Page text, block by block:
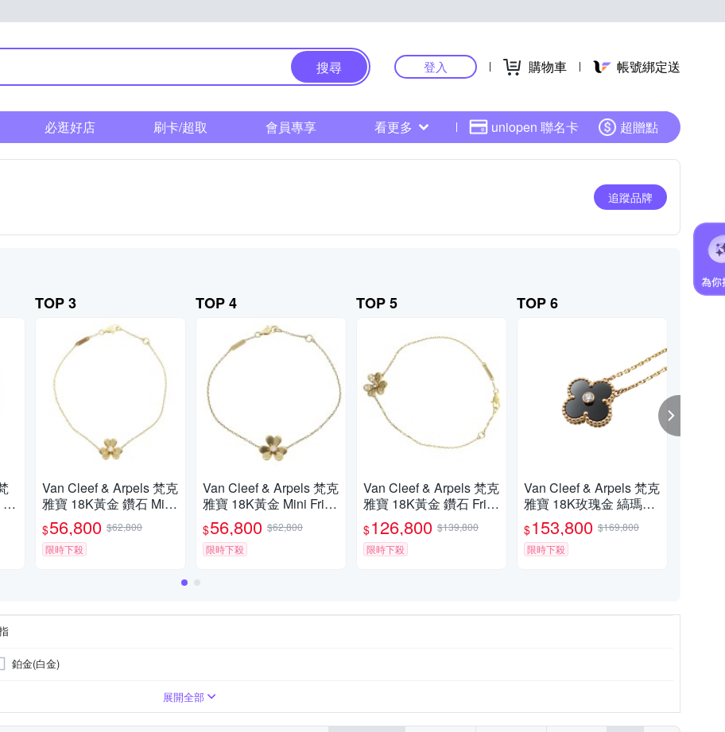
搜尋 登入 購物車 帳號綁定送
必逛好店 刷卡/超取 會員專享 看更多 uniopen 聯名卡 超贈點
追蹤品牌
TOP 3
Van Cleef & Arpels 梵克
雅寶 18K黃金 鑽石 Mini
Frivole 手鍊 VCARPJM
M00 【二手名牌BRAN
D OFF】
$56,800 $62,800
限時下殺
TOP 4
Van Cleef & Arpels 梵克
雅寶 18K黃金 Mini Frivo
le 手鍊 【二手名牌BRA
ND OFF】
$56,800 $62,800
限時下殺
TOP 5
Van Cleef & Arpels 梵克
雅寶 18K黃金 鑽石 Frivo
le 手鍊 【二手名牌BRA
ND OFF】
$126,800 $139,800
限時下殺
TOP 6
Van Cleef & Arpels 梵克
雅寶 18K玫瑰金 縞瑪瑙
Vintage Alhambra 項鍊
【二手名牌BRAND OF
F】
$153,800 $169,800
限時下殺
鉑金(白金)
展開全部